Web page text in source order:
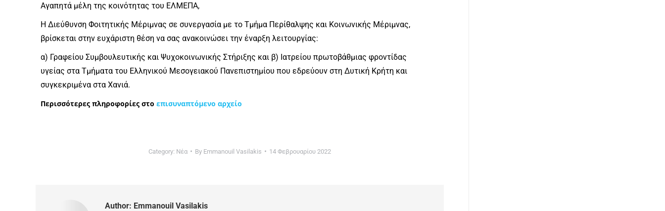
Αγαπητά μέλη της κοινότητας του ΕΛΜΕΠΑ,
Η Διεύθυνση Φοιτητικής Μέριμνας σε συνεργασία με το Τμήμα Περίθαλψης και Κοινωνικής Μέριμνας,
βρίσκεται στην ευχάριστη θέση να σας ανακοινώσει την έναρξη λειτουργίας:
α) Γραφείου Συμβουλευτικής και Ψυχοκοινωνικής Στήριξης και β) Ιατρείου πρωτοβάθμιας φροντίδας
υγείας στα Τμήματα του Ελληνικού Μεσογειακού Πανεπιστημίου που εδρεύουν στη Δυτική Κρήτη και
συγκεκριμένα στα Χανιά.
Περισσότερες πληροφορίες στο επισυναπτόμενο αρχείο
Category: Νέα By Emmanouil Vasilakis 14 Φεβρουαρίου 2022
Author: Emmanouil Vasilakis